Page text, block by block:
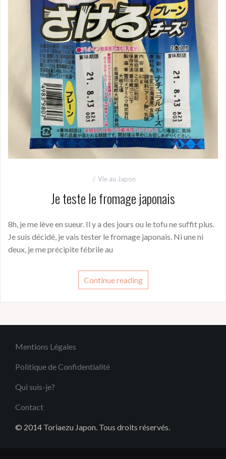
Vie au Japon
Je teste le fromage japonais
8h, je me lève en sueur. Il y a des jours ou le tofu ne suffit plus.
Je suis décidé, je vais tester le fromage japonais. Ni une ni
deux, je me précipite fébrile au
Continue reading
Mentions Légales
Politique de Confidentialité
Qui suis-je?
Contact
© 2014 Toriaezu Japon. Tous droits réservés.